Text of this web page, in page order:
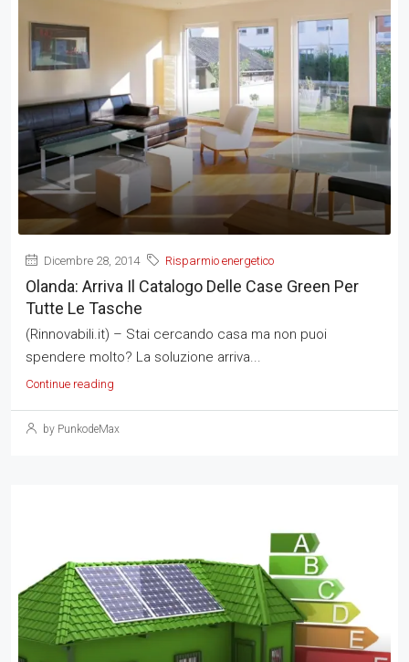
Dicembre 28, 2014 Risparmio energetico
Olanda: Arriva Il Catalogo Delle Case Green Per
Tutte Le Tasche
(Rinnovabili.it) – Stai cercando casa ma non puoi
spendere molto? La soluzione arriva...
Continue reading
by PunkodeMax